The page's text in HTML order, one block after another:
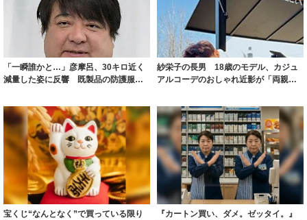
「一瞬誰かと…」彦摩呂、30キロ近く
減量した姿に反響 既製品の防護服が
紗栄子の長男 18歳のモデル、カジュ
アルコーデのおしゃれ近影が「両親の
宝くじ“なんとなく”で買っている限り
『カートン買い、ダメ。ゼッタイ。』